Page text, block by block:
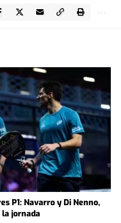
P1: Navarro y Di Nenno,
jornada